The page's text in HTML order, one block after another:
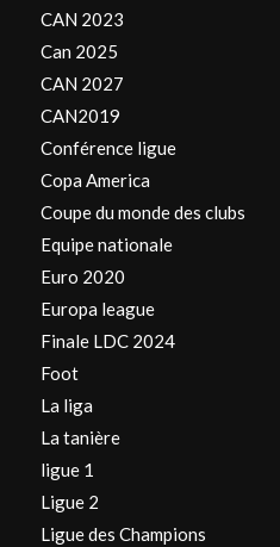
CAN 2023
Can 2025
CAN 2027
CAN2019
Conférence ligue
Copa America
Coupe du monde des clubs
Equipe nationale
Euro 2020
Europa league
Finale LDC 2024
Foot
La liga
La tanière
ligue 1
Ligue 2
Ligue des Champions